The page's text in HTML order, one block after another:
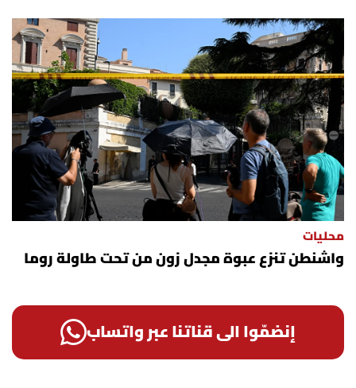
محليات
واشنطن تنزع عبوة مجدل زون من تحت طاولة روما
إنضمّوا الى قناتنا عبر واتساب